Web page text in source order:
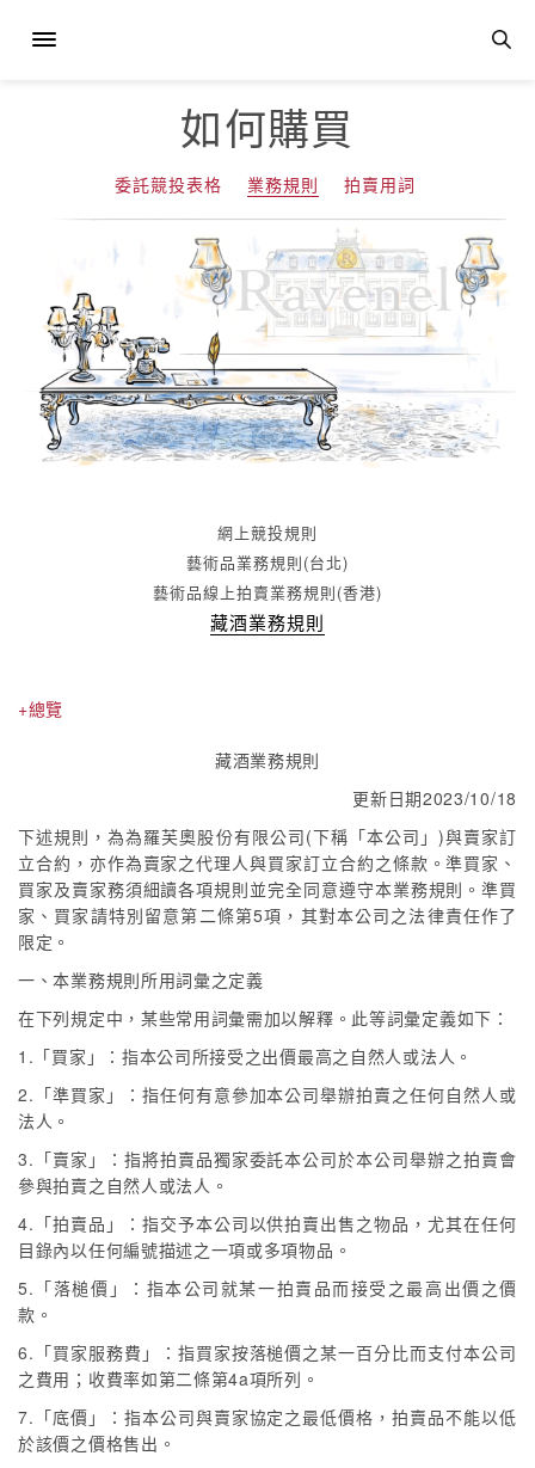
如何購買
委託競投表格 業務規則 拍賣用詞
網上競投規則
藝術品業務規則(台北)
藝術品線上拍賣業務規則(香港)
藏酒業務規則
+總覽
藏酒業務規則
更新日期2023/10/18
下述規則，為為羅芙奧股份有限公司(下稱「本公司」)與賣家訂
立合約，亦作為賣家之代理人與買家訂立合約之條款。準買家、
買家及賣家務須細讀各項規則並完全同意遵守本業務規則。準買
家、買家請特別留意第二條第5項，其對本公司之法律責任作了
限定。
一、本業務規則所用詞彙之定義
在下列規定中，某些常用詞彙需加以解釋。此等詞彙定義如下：
1.「買家」：指本公司所接受之出價最高之自然人或法人。
2.「準買家」：指任何有意參加本公司舉辦拍賣之任何自然人或
法人。
3.「賣家」：指將拍賣品獨家委託本公司於本公司舉辦之拍賣會
參與拍賣之自然人或法人。
4.「拍賣品」：指交予本公司以供拍賣出售之物品，尤其在任何
目錄內以任何編號描述之一項或多項物品。
5.「落槌價」：指本公司就某一拍賣品而接受之最高出價之價
款。
6.「買家服務費」：指買家按落槌價之某一百分比而支付本公司
之費用；收費率如第二條第4a項所列。
7.「底價」：指本公司與賣家協定之最低價格，拍賣品不能以低
於該價之價格售出。